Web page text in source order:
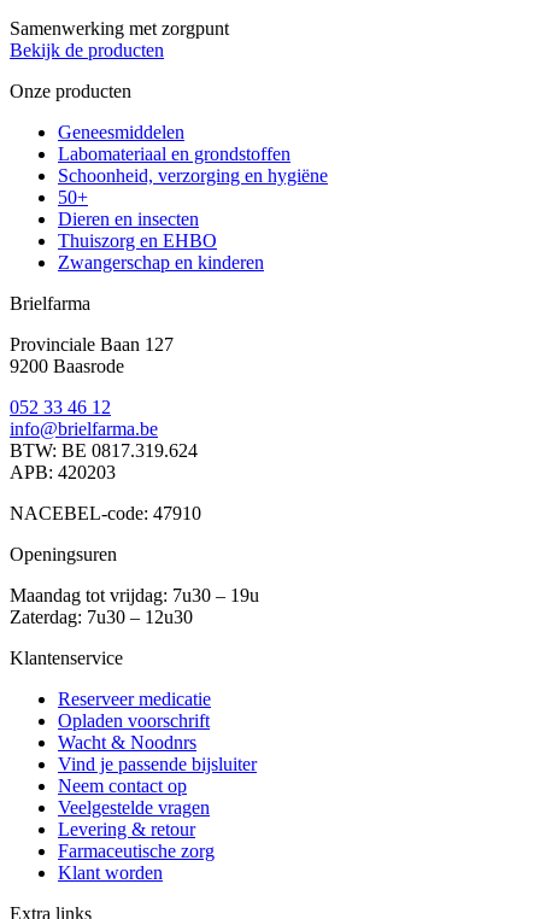
Samenwerking met zorgpunt
Bekijk de producten
Onze producten
Geneesmiddelen
Labomateriaal en grondstoffen
Schoonheid, verzorging en hygiëne
50+
Dieren en insecten
Thuiszorg en EHBO
Zwangerschap en kinderen
Brielfarma
Provinciale Baan 127
9200 Baasrode
052 33 46 12
info@brielfarma.be
BTW: BE 0817.319.624
APB: 420203
NACEBEL-code: 47910
Openingsuren
Maandag tot vrijdag: 7u30 – 19u
Zaterdag: 7u30 – 12u30
Klantenservice
Reserveer medicatie
Opladen voorschrift
Wacht & Noodnrs
Vind je passende bijsluiter
Neem contact op
Veelgestelde vragen
Levering & retour
Farmaceutische zorg
Klant worden
Extra links